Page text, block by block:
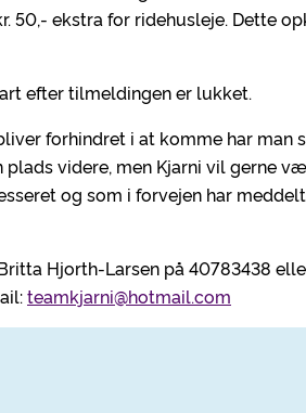
50,- ekstra for ridehusleje. Dette
efter tilmeldingen er lukket.
forhindret i at komme har man
videre, men Kjarni vil gerne
og som i forvejen har
Hjorth-Larsen på 40783438
teamkjarni@hotmail.com